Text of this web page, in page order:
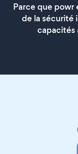
Parce que powr
de la sécurité
capacités